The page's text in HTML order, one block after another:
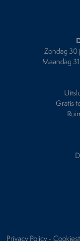
Zondag 30
Maandag
Gratis
Privacy Policy-